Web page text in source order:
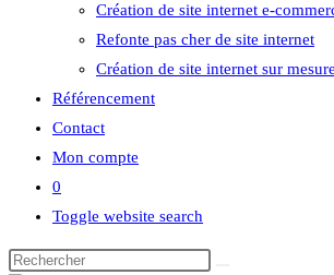
Création de site internet e-
Refonte pas cher de site internet
Création de site internet sur mesure
Référencement
Contact
Mon compte
0
Toggle website search